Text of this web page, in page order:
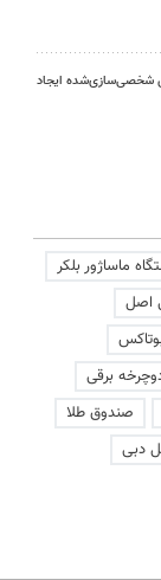
شخصی‌سازی‌شده ایجاد
ماساژور بلکر
اصل
برقی
صندوق طلا
دبی